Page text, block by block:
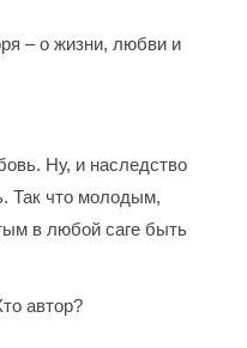
– о жизни, любви и
Ну, и наследство
Так что молодым,
в любой саге быть
автор?